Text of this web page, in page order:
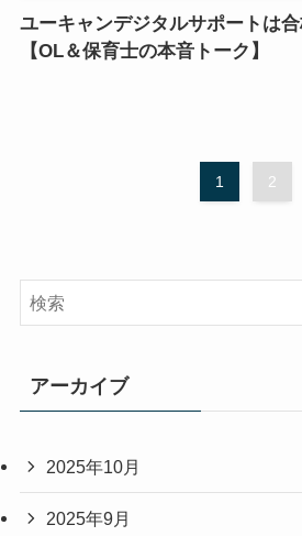
ユーキャンデジタルサポートは
【OL＆保育士の本音トーク】
1 2
アーカイブ
2025年10月
2025年9月